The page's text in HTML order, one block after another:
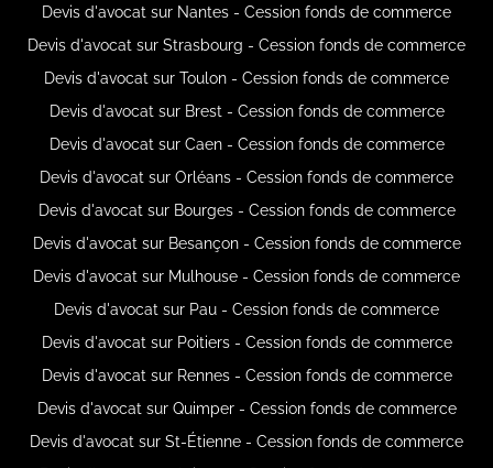
Devis d'avocat sur Nantes - Cession fonds de commerce
Devis d'avocat sur Strasbourg - Cession fonds de commerce
Devis d'avocat sur Toulon - Cession fonds de commerce
Devis d'avocat sur Brest - Cession fonds de commerce
Devis d'avocat sur Caen - Cession fonds de commerce
Devis d'avocat sur Orléans - Cession fonds de commerce
Devis d'avocat sur Bourges - Cession fonds de commerce
Devis d'avocat sur Besançon - Cession fonds de commerce
Devis d'avocat sur Mulhouse - Cession fonds de commerce
Devis d'avocat sur Pau - Cession fonds de commerce
Devis d'avocat sur Poitiers - Cession fonds de commerce
Devis d'avocat sur Rennes - Cession fonds de commerce
Devis d'avocat sur Quimper - Cession fonds de commerce
Devis d'avocat sur St-Étienne - Cession fonds de commerce